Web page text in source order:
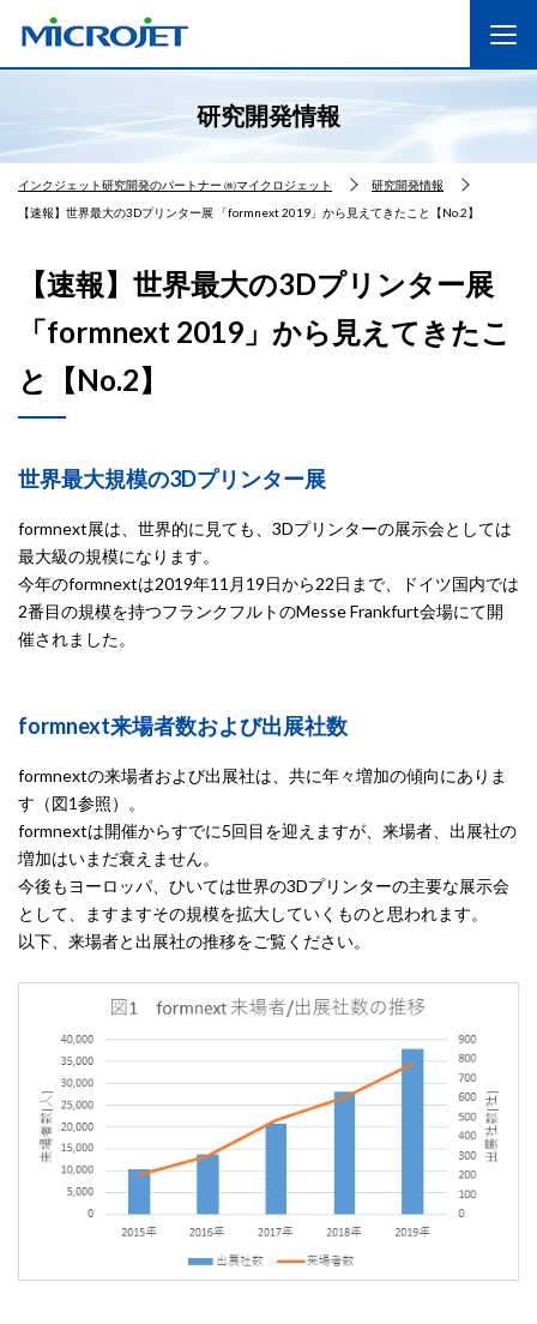
研究開発情報
インクジェット研究開発のパートナー ㈱マイクロジェット
研究開発情報
【速報】世界最大の3Dプリンター展 「formnext 2019」から見えてきたこと【No.2】
【速報】世界最大の3Dプリンター展
「formnext 2019」から見えてきたこ
と【No.2】
世界最大規模の3Dプリンター展
formnext展は、世界的に見ても、3Dプリンターの展示会としては
最大級の規模になります。
今年のformnextは2019年11月19日から22日まで、ドイツ国内では
2番目の規模を持つフランクフルトのMesse Frankfurt会場にて開
催されました。
formnext来場者数および出展社数
formnextの来場者および出展社は、共に年々増加の傾向にありま
す（図1参照）。
formnextは開催からすでに5回目を迎えますが、来場者、出展社の
増加はいまだ衰えません。
今後もヨーロッパ、ひいては世界の3Dプリンターの主要な展示会
として、ますますその規模を拡大していくものと思われます。
以下、来場者と出展社の推移をご覧ください。